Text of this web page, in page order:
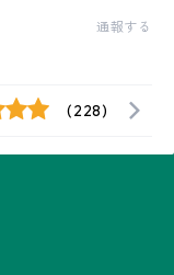
通報する
(228)